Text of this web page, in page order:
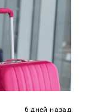
6 дней назад